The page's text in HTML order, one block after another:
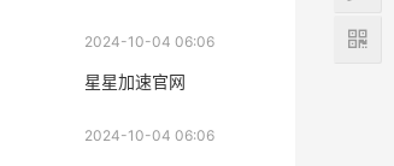
2024-10-04 06:06
星星加速官网
2024-10-04 06:06